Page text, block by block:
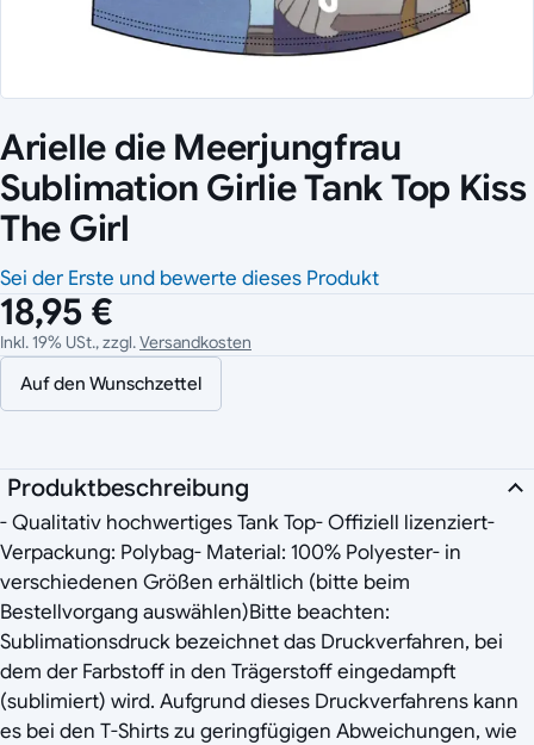
Arielle die Meerjungfrau
Sublimation Girlie Tank Top Kiss
The Girl
Sei der Erste und bewerte dieses Produkt
18,95 €
Inkl. 19% USt., zzgl.Versandkosten
Auf den Wunschzettel
Produktbeschreibung
- Qualitativ hochwertiges Tank Top- Offiziell lizenziert-
Verpackung: Polybag- Material: 100% Polyester- in
verschiedenen Größen erhältlich (bitte beim
Bestellvorgang auswählen)Bitte beachten:
Sublimationsdruck bezeichnet das Druckverfahren, bei
dem der Farbstoff in den Trägerstoff eingedampft
(sublimiert) wird. Aufgrund dieses Druckverfahrens kann
es bei den T-Shirts zu geringfügigen Abweichungen, wie